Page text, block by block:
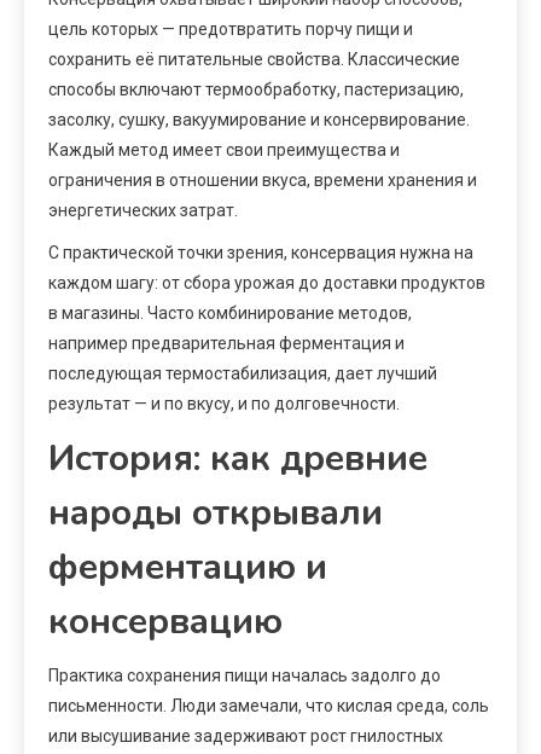
цель которых — предотвратить порчу пищи и
сохранить её питательные свойства. Классические
способы включают термообработку, пастеризацию,
засолку, сушку, вакуумирование и консервирование.
Каждый метод имеет свои преимущества и
ограничения в отношении вкуса, времени хранения и
энергетических затрат.
С практической точки зрения, консервация нужна на
каждом шагу: от сбора урожая до доставки продуктов
в магазины. Часто комбинирование методов,
например предварительная ферментация и
последующая термостабилизация, дает лучший
результат — и по вкусу, и по долговечности.
История: как древние
народы открывали
ферментацию и
консервацию
Практика сохранения пищи началась задолго до
письменности. Люди замечали, что кислая среда, соль
или высушивание задерживают рост гнилостных